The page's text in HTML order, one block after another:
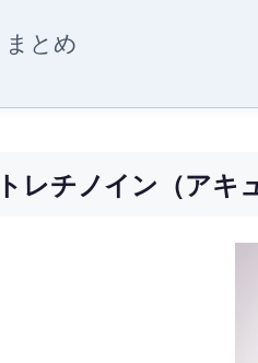
まとめ
レチノイン（アキ